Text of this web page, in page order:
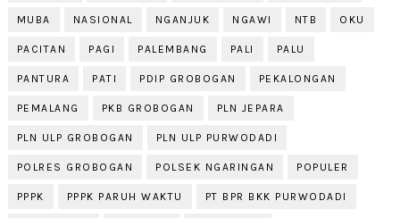
MUBA NASIONAL NGANJUK NGAWI NTB OKU
PACITAN PAGI PALEMBANG PALI PALU
PANTURA PATI PDIP GROBOGAN PEKALONGAN
PEMALANG PKB GROBOGAN PLN JEPARA
PLN ULP GROBOGAN PLN ULP PURWODADI
POLRES GROBOGAN POLSEK NGARINGAN POPULER
PPPK PPPK PARUH WAKTU PT BPR BKK PURWODADI